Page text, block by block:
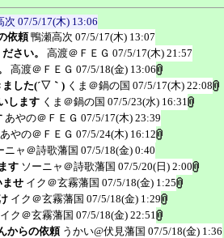
次 07/5/17(木) 13:06
依頼 鴨瀬高次 07/5/17(木) 13:07
さい。
高渡＠ＦＥＧ 07/5/17(木) 21:57
高渡＠ＦＥＧ 07/5/18(金) 13:06
ました(´▽｀) くま＠鍋の国 07/5/17(木) 22:08
します くま＠鍋の国 07/5/23(水) 16:31
あやの＠ＦＥＧ 07/5/17(木) 23:39
あやの＠ＦＥＧ 07/5/24(木) 16:12
ニャ＠詩歌藩国 07/5/18(金) 0:40
す ソーニャ＠詩歌藩国 07/5/20(日) 2:00
ませ イク＠玄霧藩国 07/5/18(金) 1:25
イク＠玄霧藩国 07/5/18(金) 1:29
イク＠玄霧藩国 07/5/18(金) 22:51
からの依頼 うかい@伏見藩国 07/5/18(金) 1:36